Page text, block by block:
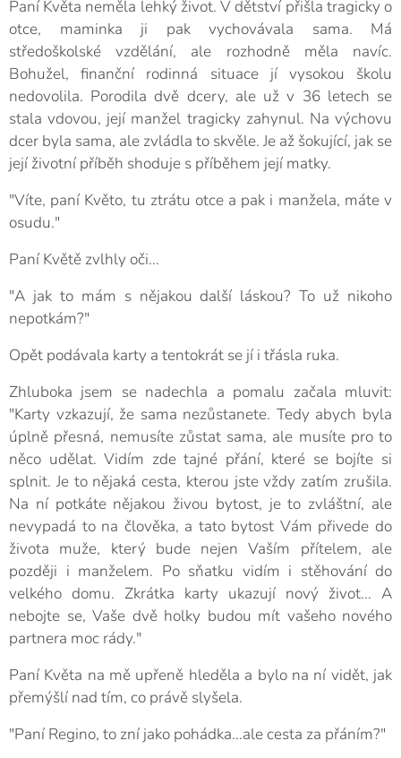
Paní Květa neměla lehký život. V dětství přišla tragicky o
otce, maminka ji pak vychovávala sama. Má
středoškolské vzdělání, ale rozhodně měla navíc.
Bohužel, finanční rodinná situace jí vysokou školu
nedovolila. Porodila dvě dcery, ale už v 36 letech se
stala vdovou, její manžel tragicky zahynul. Na výchovu
dcer byla sama, ale zvládla to skvěle. Je až šokující, jak se
její životní příběh shoduje s příběhem její matky.
"Víte, paní Květo, tu ztrátu otce a pak i manžela, máte v
osudu."
Paní Květě zvlhly oči...
"A jak to mám s nějakou další láskou? To už nikoho
nepotkám?"
Opět podávala karty a tentokrát se jí i třásla ruka.
Zhluboka jsem se nadechla a pomalu začala mluvit:
"Karty vzkazují, že sama nezůstanete. Tedy abych byla
úplně přesná, nemusíte zůstat sama, ale musíte pro to
něco udělat. Vidím zde tajné přání, které se bojíte si
splnit. Je to nějaká cesta, kterou jste vždy zatím zrušila.
Na ní potkáte nějakou živou bytost, je to zvláštní, ale
nevypadá to na člověka, a tato bytost Vám přivede do
života muže, který bude nejen Vaším přítelem, ale
později i manželem. Po sňatku vidím i stěhování do
velkého domu. Zkrátka karty ukazují nový život... A
nebojte se, Vaše dvě holky budou mít vašeho nového
partnera moc rády."
Paní Květa na mě upřeně hleděla a bylo na ní vidět, jak
přemýšlí nad tím, co právě slyšela.
"Paní Regino, to zní jako pohádka...ale cesta za přáním?"